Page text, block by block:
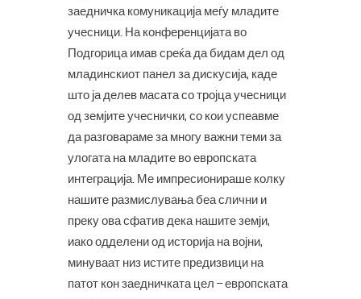
заедничка комуникација меѓу младите
учесници. На конференцијата во
Подгорица имав среќа да бидам дел од
младинскиот панел за дискусија, каде
што ја делев масата со тројца учесници
од земјите учеснички, со кои успеавме
да разговараме за многу важни теми за
улогата на младите во европската
интеграција. Ме импресионираше колку
нашите размислувања беа слични и
преку ова сфатив дека нашите земји,
иако одделени од историја на војни,
минуваат низ истите предизвици на
патот кон заедничката цел – европската